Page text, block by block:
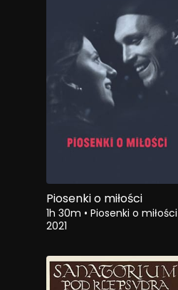
Piosenki o miłości
1h 30m • Piosenki o miłości
2021